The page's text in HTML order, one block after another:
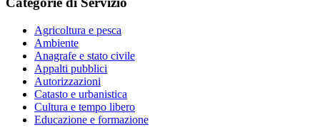
Agricoltura e pesca
Ambiente
Anagrafe e stato civile
Appalti pubblici
Autorizzazioni
Catasto e urbanistica
Cultura e tempo libero
Educazione e formazione